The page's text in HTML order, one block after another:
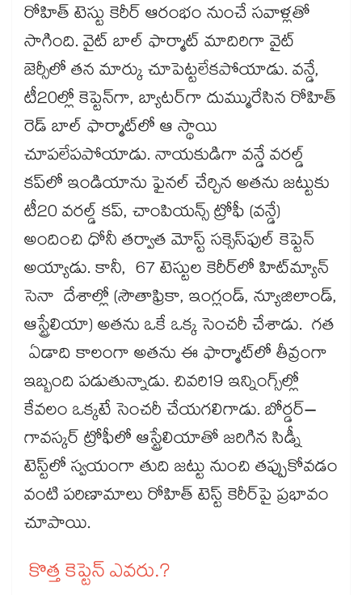
రోహిత్ టెస్టు కెరీర్ ఆరంభం నుంచే సవాళ్లతో
సాగింది. వైట్‌‌‌‌‌‌‌‌‌‌‌‌‌‌‌‌ బాల్ ఫార్మాట్ మాదిరిగా వైట్
జెర్సీలో తన మార్కు చూపెట్టలేకపోయాడు. వన్డే,
టీ20ల్లో కెప్టెన్‌‌‌‌‌‌‌‌‌‌‌‌‌‌‌‌గా, బ్యాటర్‌‌‌‌‌‌‌‌‌‌‌‌‌‌‌‌‌‌‌‌‌‌‌‌‌‌‌‌‌‌‌‌గా దుమ్మురేసిన రోహిత్
రెడ్‌‌‌‌‌‌‌‌‌‌‌‌‌‌‌‌ బాల్‌‌‌‌‌‌‌‌‌‌‌‌‌‌‌‌ ఫార్మాట్‌‌‌‌‌‌‌‌‌‌‌‌‌‌‌‌లో ఆ స్థాయి
చూపలేపపోయాడు. నాయకుడిగా వన్డే వరల్డ్‌‌‌‌‌‌‌‌‌‌‌‌‌‌‌‌
కప్‌‌‌‌‌‌‌‌‌‌‌‌‌‌‌‌లో ఇండియాను ఫైనల్ చేర్చిన అతను జట్టుకు
టీ20 వరల్డ్ కప్, చాంపియన్స్ ట్రోఫీ (వన్డే)
అందించి ధోనీ తర్వాత మోస్ట్ సక్సెస్‌‌‌‌‌‌‌‌‌‌‌‌‌‌‌‌ఫుల్ కెప్టెన్
అయ్యాడు. కానీ, 67 టెస్టుల కెరీర్‌‌‌‌‌‌‌‌‌‌‌‌‌‌‌‌‌‌‌‌‌‌‌‌‌‌‌‌‌‌‌‌లో హిట్‌‌‌‌‌‌‌‌‌‌‌‌‌‌‌‌మ్యాన్
సెనా దేశాల్లో (సౌతాఫ్రికా, ఇంగ్లండ్, న్యూజిలాండ్,
ఆస్ట్రేలియా) అతను ఒకే ఒక్క సెంచరీ చేశాడు. గత
ఏడాది కాలంగా అతను ఈ ఫార్మాట్‌‌‌‌‌‌‌‌‌‌‌‌‌‌‌‌లో తీవ్రంగా
ఇబ్బంది పడుతున్నాడు. చివరి19 ఇన్నింగ్స్‌‌‌‌‌‌‌‌‌‌‌‌‌‌‌‌ల్లో
కేవలం ఒక్కటే సెంచరీ చేయగలిగాడు. బోర్డర్‌‌‌‌‌‌‌‌‌‌‌‌‌‌‌‌‌‌‌‌‌‌‌‌‌‌‌‌‌‌‌‌–
గావస్కర్ ట్రోఫీలో ఆస్ట్రేలియాతో జరిగిన సిడ్నీ
టెస్ట్‌‌‌‌‌‌‌‌‌‌‌‌‌‌‌‌లో స్వయంగా తుది జట్టు నుంచి తప్పుకోవడం
వంటి పరిణామాలు రోహిత్ టెస్ట్ కెరీర్‌‌‌‌‌‌‌‌‌‌‌‌‌‌‌‌పై ప్రభావం
చూపాయి.
కొత్త కెప్టెన్ ఎవరు.?